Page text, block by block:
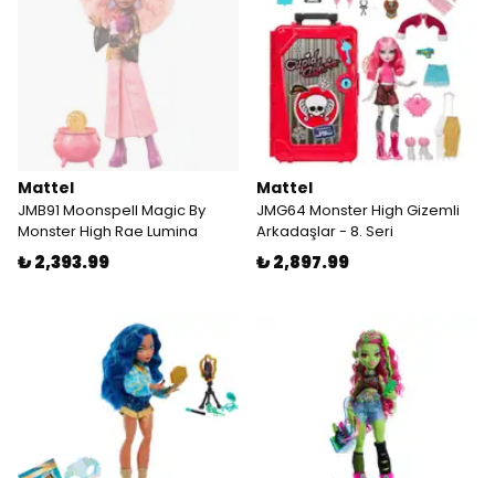
Mattel
JMB91 Moonspell Magic By
Monster High Rae Lumina
₺ 2,393.99
Mattel
JMG64 Monster High Gizemli
Arkadaşlar - 8. Seri
₺ 2,897.99